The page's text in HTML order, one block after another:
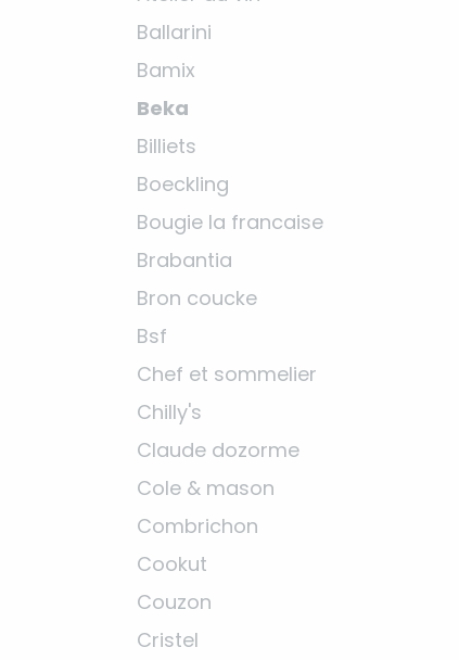
Ballarini
Bamix
Beka
Billiets
Boeckling
Bougie la francaise
Brabantia
Bron coucke
Bsf
Chef et sommelier
Chilly's
Claude dozorme
Cole & mason
Combrichon
Cookut
Couzon
Cristel